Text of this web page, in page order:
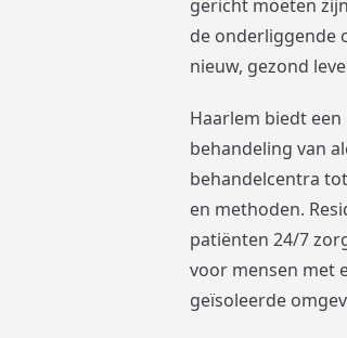
gericht moeten
de onderliggende
nieuw, gezond
Haarlem biedt
behandeling van
behandelcentra
en methoden.
patiënten 24/7
voor mensen met
geïsoleerde